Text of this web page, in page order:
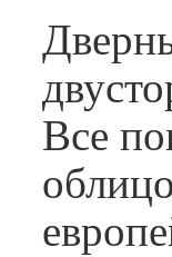
Все